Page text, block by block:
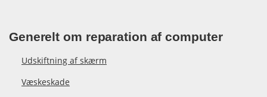
Generelt om reparation af computer
Udskiftning af skærm
Væskeskade